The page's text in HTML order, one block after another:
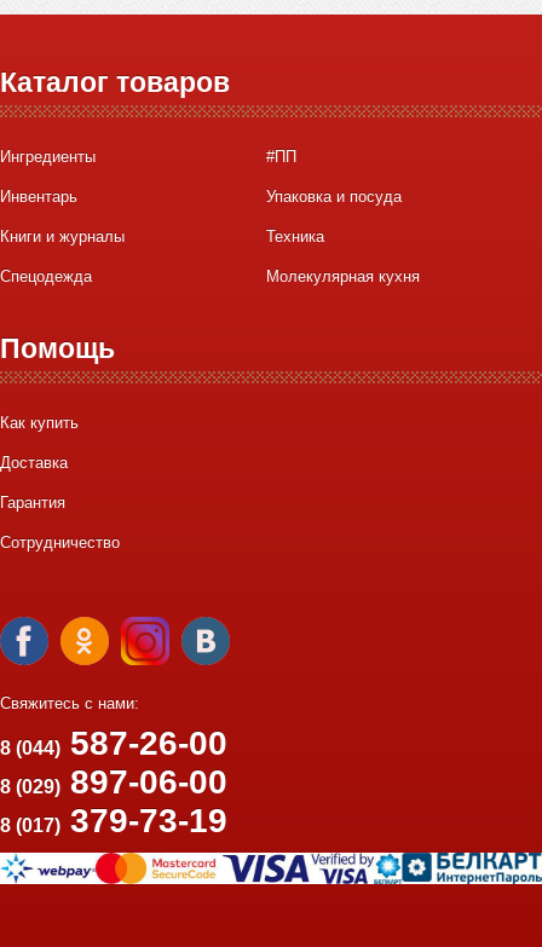
Каталог товаров
Ингредиенты #ПП
Инвентарь Упаковка и посуда
Книги и журналы Техника
Спецодежда Молекулярная кухня
Помощь
Как купить
Доставка
Гарантия
Сотрудничество
Свяжитесь с нами:
8 (044) 587-26-00
8 (029) 897-06-00
8 (017) 379-73-19